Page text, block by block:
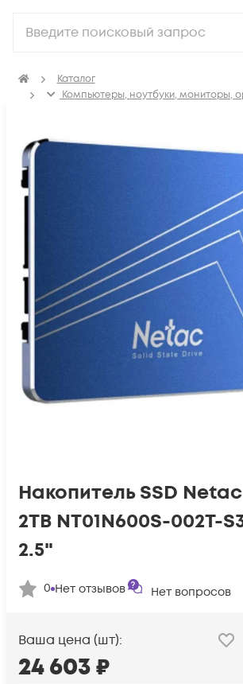
Каталог
Компьютеры, ноутбуки, мониторы,
Накопитель SSD Netac
2TB NT01N600S-002T-
2.5"
0 Нет отзывов Нет вопросов
Ваша цена (шт):
24 603₽